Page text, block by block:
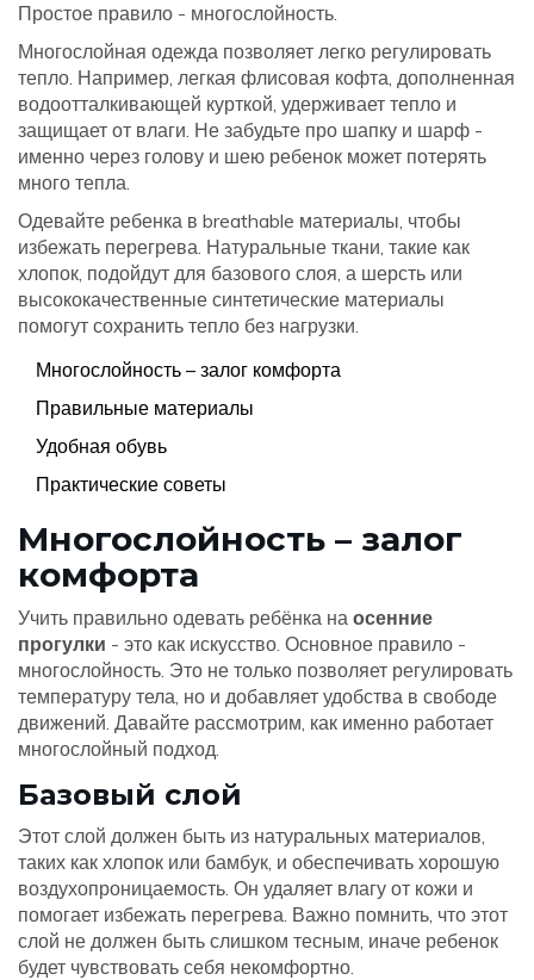
Простое правило - многослойность.
Многослойная одежда позволяет легко регулировать
тепло. Например, легкая флисовая кофта, дополненная
водоотталкивающей курткой, удерживает тепло и
защищает от влаги. Не забудьте про шапку и шарф -
именно через голову и шею ребенок может потерять
много тепла.
Одевайте ребенка в breathable материалы, чтобы
избежать перегрева. Натуральные ткани, такие как
хлопок, подойдут для базового слоя, а шерсть или
высококачественные синтетические материалы
помогут сохранить тепло без нагрузки.
Многослойность – залог комфорта
Правильные материалы
Удобная обувь
Практические советы
Многослойность – залог
комфорта
Учить правильно одевать ребёнка на осенние
прогулки - это как искусство. Основное правило -
многослойность. Это не только позволяет регулировать
температуру тела, но и добавляет удобства в свободе
движений. Давайте рассмотрим, как именно работает
многослойный подход.
Базовый слой
Этот слой должен быть из натуральных материалов,
таких как хлопок или бамбук, и обеспечивать хорошую
воздухопроницаемость. Он удаляет влагу от кожи и
помогает избежать перегрева. Важно помнить, что этот
слой не должен быть слишком тесным, иначе ребенок
будет чувствовать себя некомфортно.